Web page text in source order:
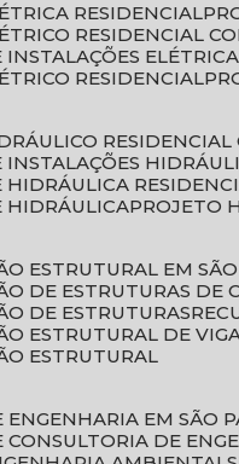
RESIDENCIAL
RESIDENCIAL
INSTALAÇÕES
RESIDENCIAL
INSTALAÇÕES
HIDRÁULICA
HIDRÁULICA
PROJETO
ESTRUTURAL EM
DE ESTRUTURAS DE
DE ESTRUTURAS
ESTRUTURAL DE
ESTRUTURAL
ENGENHARIA EM SÃO
CONSULTORIA DE